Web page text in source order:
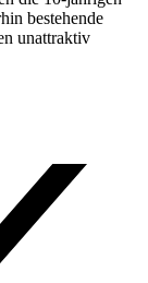
bestehende
unattraktiv